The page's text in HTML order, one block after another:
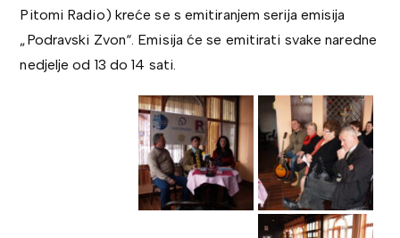
Pitomi Radio) kreće se s emitiranjem serija emisija
„Podravski Zvon“. Emisija će se emitirati svake naredne
nedjelje od 13 do 14 sati.